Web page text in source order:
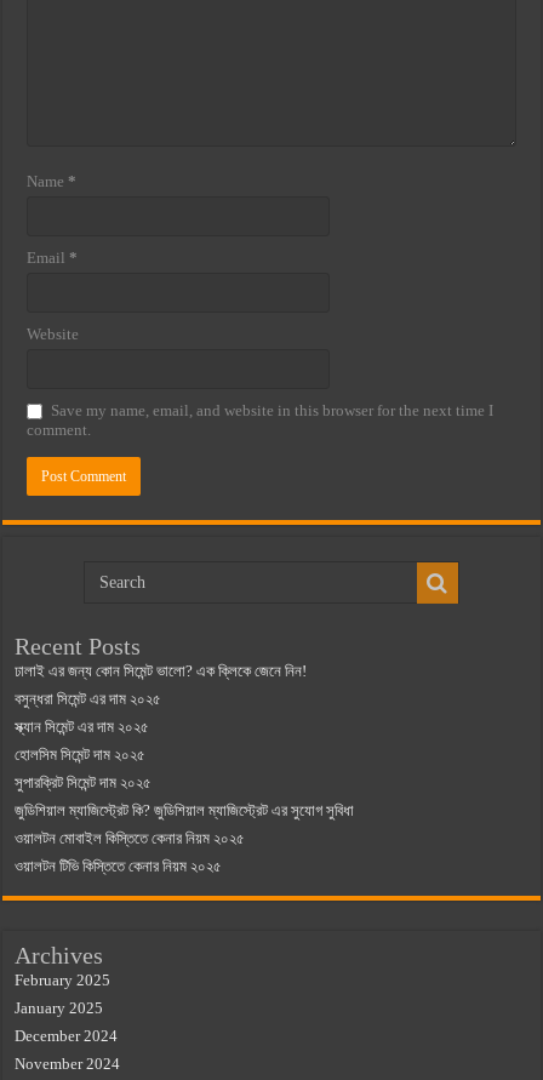
Name *
Email *
Website
Save my name, email, and website in this browser for the next time I
comment.
Recent Posts
ঢালাই এর জন্য কোন সিমেন্ট ভালো? এক ক্লিকে জেনে নিন!
বসুন্ধরা সিমেন্ট এর দাম ২০২৫
স্ক্যান সিমেন্ট এর দাম ২০২৫
হোলসিম সিমেন্ট দাম ২০২৫
সুপারক্রিট সিমেন্ট দাম ২০২৫
জুডিশিয়াল ম্যাজিস্ট্রেট কি? জুডিশিয়াল ম্যাজিস্ট্রেট এর সুযোগ সুবিধা
ওয়ালটন মোবাইল কিস্তিতে কেনার নিয়ম ২০২৫
ওয়ালটন টিভি কিস্তিতে কেনার নিয়ম ২০২৫
Archives
February 2025
January 2025
December 2024
November 2024